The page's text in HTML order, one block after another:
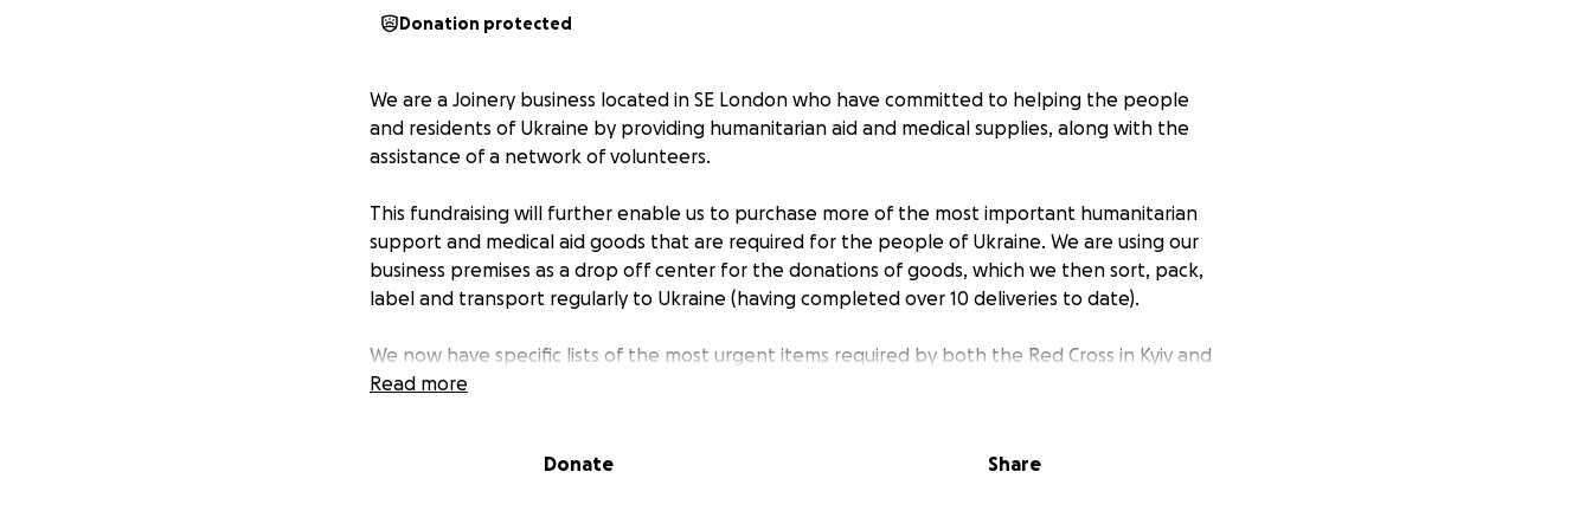
Donation protected
We are a Joinery business located in SE London who have committed to helping the people
and residents of Ukraine by providing humanitarian aid and medical supplies, along with the
assistance of a network of volunteers.
This fundraising will further enable us to purchase more of the most important humanitarian
support and medical aid goods that are required for the people of Ukraine. We are using our
business premises as a drop off center for the donations of goods, which we then sort, pack,
label and transport regularly to Ukraine (having completed over 10 deliveries to date).
We now have specific lists of the most urgent items required by both the Red Cross in Kyiv and
Ohmatdyt National Children's Hospital in Kyiv and our intention is to use these funding
Read more
Donate Share